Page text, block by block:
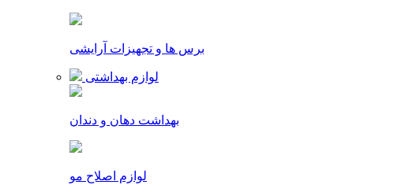
برس ها و تجهیزات آرایشی
لوازم بهداشتی
بهداشت دهان و دندان
لوازم اصلاح مو